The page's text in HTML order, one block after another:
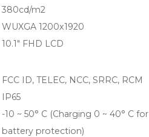
380cd/m2
WUXGA 1200x1920
10.1" FHD LCD
FCC ID, TELEC, NCC, SRRC, RCM
IP65
-10 ~ 50° C (Charging 0 ~ 40° C for
battery protection)